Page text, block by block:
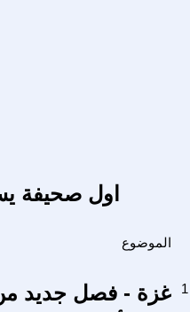
اول صحيفة
الموضوع
غزة - فصل جديد من 1